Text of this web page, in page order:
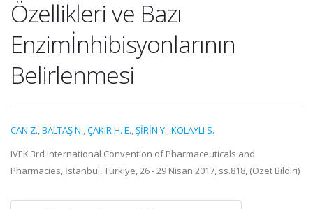
Özellikleri ve Bazı
Enzimİnhibisyonlarının
Belirlenmesi
CAN Z.,BALTAŞ N.,ÇAKIR H. E.,ŞİRİN Y.,KOLAYLI S.
IVEK 3rd International Convention of Pharmaceuticals and
Pharmacies, İstanbul, Türkiye, 26 - 29 Nisan 2017, ss.818, (Özet Bildiri)